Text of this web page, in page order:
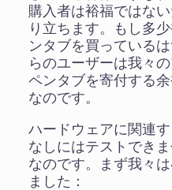
購入者は裕福ではな
り立ちます。もし多
ンタブを買っている
らのユーザーは我々
ペンタブを寄付する
なのです。
ハードウェアに関連
なしにはテストでき
なのです。まず我々
ました：